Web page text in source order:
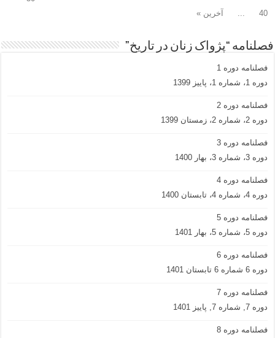
40
آخرین »
فصلنامه “پژواک زنان در تاریخ”
فصلنامه دوره 1
دوره 1، شماره 1، پاییز 1399
فصلنامه دوره 2
دوره 2، شماره 2، زمستان 1399
فصلنامه دوره 3
دوره 3، شماره 3، بهار 1400
فصلنامه دوره 4
دوره 4، شماره 4، تابستان 1400
فصلنامه دوره 5
دوره 5، شماره 5، بهار 1401
فصلنامه دوره 6
دوره 6 شماره 6 تابستان 1401
فصلنامه دوره 7
دوره 7, شماره 7, پاییز 1401
فصلنامه دوره 8